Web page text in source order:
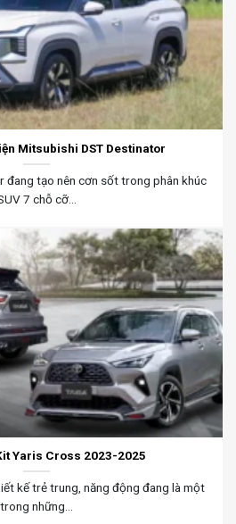
Mitsubishi DST Destinator
đang tạo nên cơn sốt trong phân khúc
7 chỗ cỡ...
Yaris Cross 2023-2025
kế trẻ trung, năng động đang là một
trong những...